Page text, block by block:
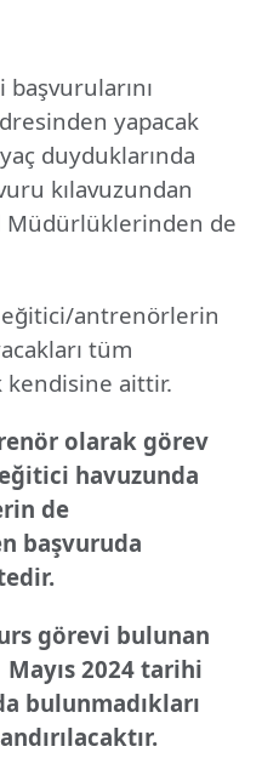
yapacak
duyduklarında
kılavuzundan
Müdürlüklerinden de
antrenörlerin
tüm
kendisine aittir.
olarak görev
havuzunda
de
başvuruda
görevi bulunan
2024 tarihi
bulunmadıkları